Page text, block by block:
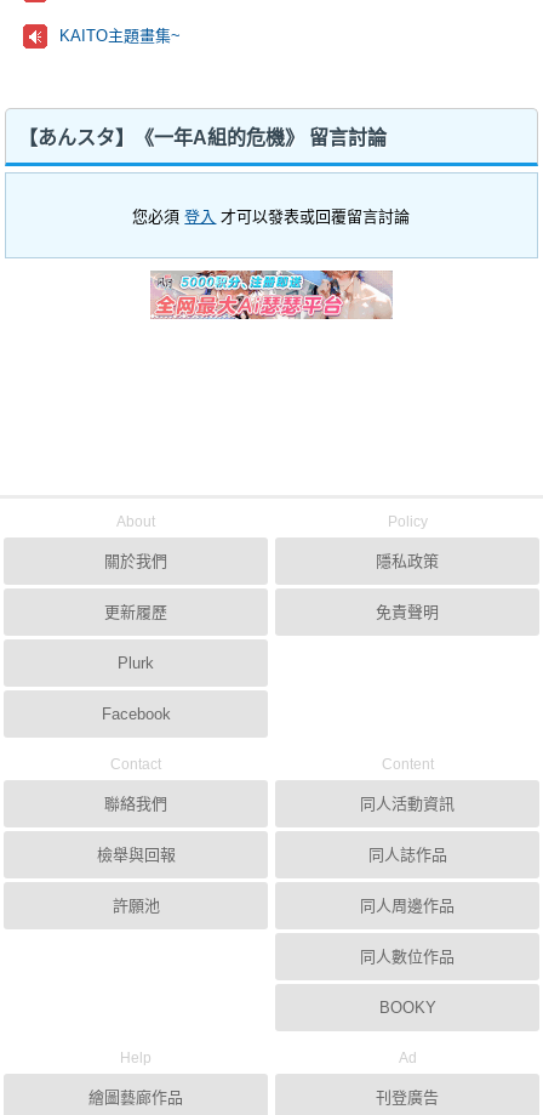
KAITO主題畫集~
【あんスタ】《一年A組的危機》 留言討論
您必須登入 才可以發表或回覆留言討論
About
關於我們
更新履歷
Plurk
Facebook
Policy
隱私政策
免責聲明
Contact
聯絡我們
檢舉與回報
許願池
Content
同人活動資訊
同人誌作品
同人周邊作品
同人數位作品
BOOKY
Help
繪圖藝廊作品
Ad
刊登廣告